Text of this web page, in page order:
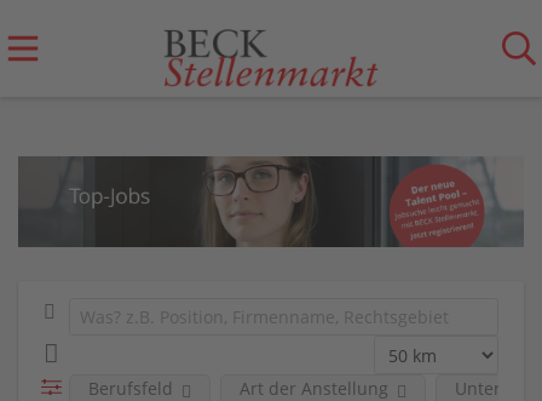
Berufsfeld Art der Anstellung